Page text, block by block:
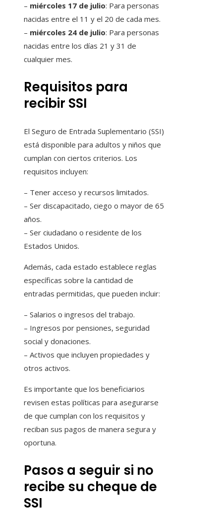
– miércoles 17 de julio: Para personas
nacidas entre el 11 y el 20 de cada mes.
– miércoles 24 de julio: Para personas
nacidas entre los días 21 y 31 de
cualquier mes.
Requisitos para
recibir SSI
El Seguro de Entrada Suplementario (SSI)
está disponible para adultos y niños que
cumplan con ciertos criterios. Los
requisitos incluyen:
– Tener acceso y recursos limitados.
– Ser discapacitado, ciego o mayor de 65
años.
– Ser ciudadano o residente de los
Estados Unidos.
Además, cada estado establece reglas
específicas sobre la cantidad de
entradas permitidas, que pueden incluir:
– Salarios o ingresos del trabajo.
– Ingresos por pensiones, seguridad
social y donaciones.
– Activos que incluyen propiedades y
otros activos.
Es importante que los beneficiarios
revisen estas políticas para asegurarse
de que cumplan con los requisitos y
reciban sus pagos de manera segura y
oportuna.
Pasos a seguir si no
recibe su cheque de
SSI